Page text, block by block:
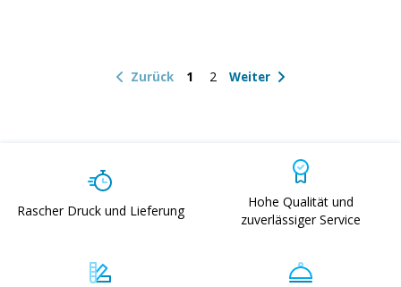
Zurück 1 2 Weiter
Rascher Druck und Lieferung
Hohe Qualität und
zuverlässiger Service